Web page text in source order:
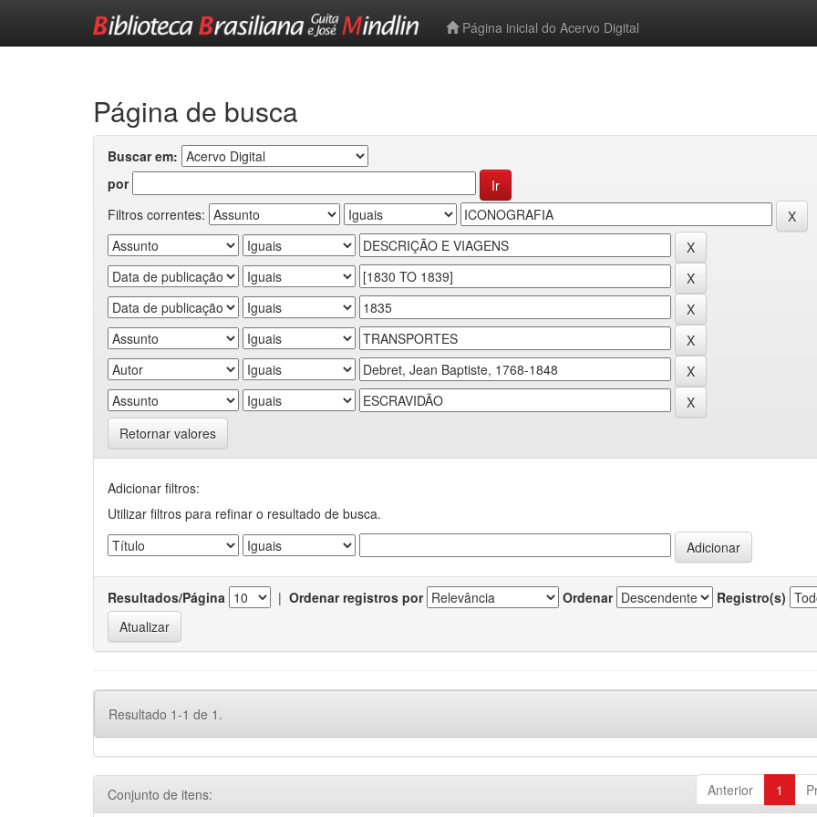
Página inicial do Acervo Digital
Página de busca
Buscar em:
por
Filtros correntes:
Retornar valores
Adicionar filtros:
Utilizar filtros para refinar o resultado de busca.
Resultados/Página | Ordenar registros por Ordenar Registro(s)
Resultado 1-1 de 1.
Anterior 1
Conjunto de itens: